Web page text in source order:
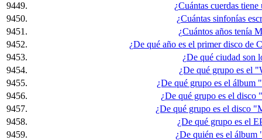
9449.
¿Cuántas cuerdas
9450.
¿Cuántas sinfonías
9451.
¿Cuántos años tenía
9452.
¿De qué año es el primer disco de
9453.
¿De qué ciudad son
9454.
¿De qué grupo es el
9455.
¿De qué grupo es el álbum
9456.
¿De qué grupo es el
9457.
¿De qué grupo es el disco
9458.
¿De qué grupo es el
9459.
¿De quién es el álbum